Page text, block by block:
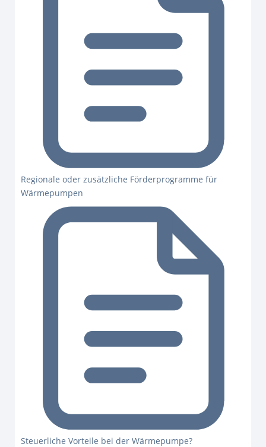
Regionale oder zusätzliche Förderprogramme für
Wärmepumpen
Steuerliche Vorteile bei der Wärmepumpe?